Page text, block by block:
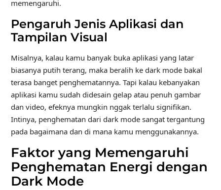
memengaruhi.
Pengaruh Jenis Aplikasi dan
Tampilan Visual
Misalnya, kalau kamu banyak buka aplikasi yang latar
biasanya putih terang, maka beralih ke dark mode bakal
terasa banget penghematannya. Tapi kalau kebanyakan
aplikasi kamu sudah didesain gelap atau penuh gambar
dan video, efeknya mungkin nggak terlalu signifikan.
Intinya, penghematan dari dark mode sangat tergantung
pada bagaimana dan di mana kamu menggunakannya.
Faktor yang Memengaruhi
Penghematan Energi dengan
Dark Mode